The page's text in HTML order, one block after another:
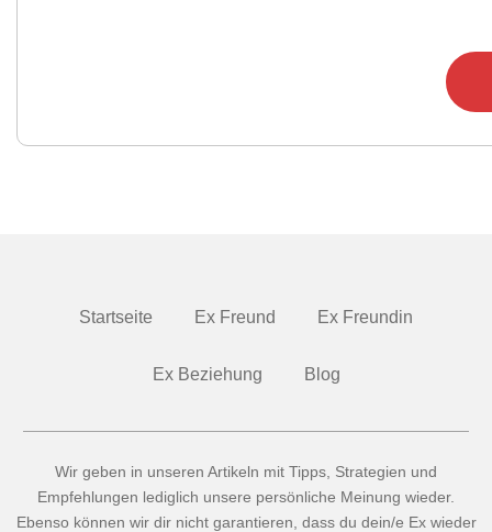
Startseite Ex Freund Ex Freundin
Ex Beziehung Blog
Wir geben in unseren Artikeln mit Tipps, Strategien und
Empfehlungen lediglich unsere persönliche Meinung wieder.
Ebenso können wir dir nicht garantieren, dass du dein/e Ex wieder